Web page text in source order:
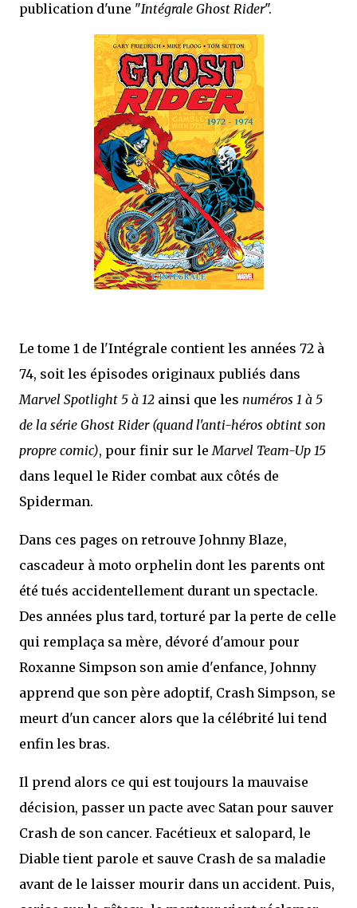
publication d'une "Intégrale Ghost Rider".
Le tome 1 de l'Intégrale contient les années 72 à
74, soit les épisodes originaux publiés dans
Marvel Spotlight 5 à 12 ainsi que les numéros 1 à 5
de la série Ghost Rider (quand l'anti-héros obtint son
propre comic), pour finir sur leMarvel Team-Up 15
dans lequel le Rider combat aux côtés de
Spiderman.
Dans ces pages on retrouve Johnny Blaze,
cascadeur à moto orphelin dont les parents ont
été tués accidentellement durant un spectacle.
Des années plus tard, torturé par la perte de celle
qui remplaça sa mère, dévoré d'amour pour
Roxanne Simpson son amie d'enfance, Johnny
apprend que son père adoptif, Crash Simpson, se
meurt d'un cancer alors que la célébrité lui tend
enfin les bras.
Il prend alors ce qui est toujours la mauvaise
décision, passer un pacte avec Satan pour sauver
Crash de son cancer. Facétieux et salopard, le
Diable tient parole et sauve Crash de sa maladie
avant de le laisser mourir dans un accident. Puis,